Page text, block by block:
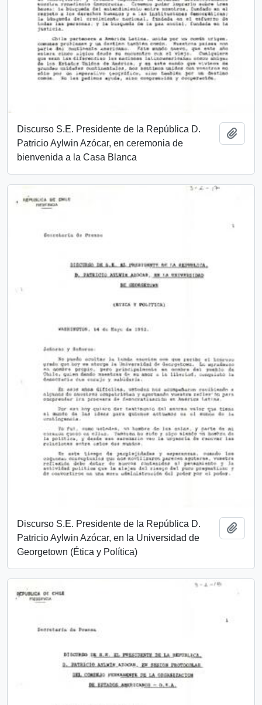
Discurso S.E. Presidente de la República D.
Patricio Aylwin Azócar, en ceremonia de
bienvenida a la Casa Blanca
Discurso S.E. Presidente de la República D.
Patricio Aylwin Azócar, en la Universidad de
Georgetown (Ética y Política)